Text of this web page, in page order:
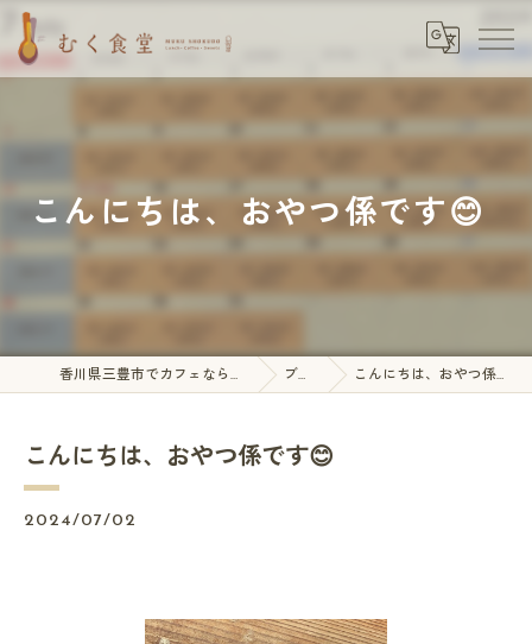
こんにちは、おやつ係です😊
香川県三豊市でカフェならむく食堂 ブログ こんにちは、おやつ係です😊
こんにちは、おやつ係です😊
2024/07/02